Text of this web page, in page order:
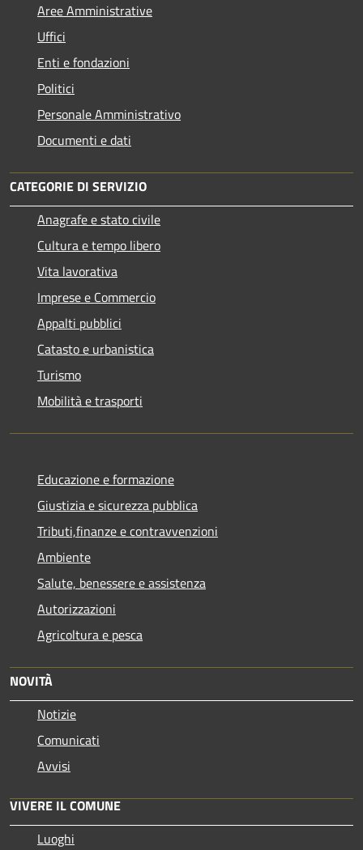
Aree Amministrative
Uffici
Enti e fondazioni
Politici
Personale Amministrativo
Documenti e dati
CATEGORIE DI SERVIZIO
Anagrafe e stato civile
Cultura e tempo libero
Vita lavorativa
Imprese e Commercio
Appalti pubblici
Catasto e urbanistica
Turismo
Mobilità e trasporti
Educazione e formazione
Giustizia e sicurezza pubblica
Tributi,finanze e contravvenzioni
Ambiente
Salute, benessere e assistenza
Autorizzazioni
Agricoltura e pesca
NOVITÀ
Notizie
Comunicati
Avvisi
VIVERE IL COMUNE
Luoghi